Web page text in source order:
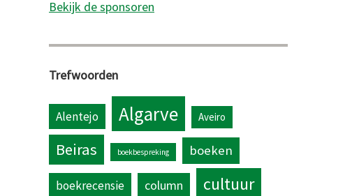
Bekijk de sponsoren
Trefwoorden
Alentejo Algarve Aveiro
Beiras boekbespreking boeken
boekrecensie column cultuur